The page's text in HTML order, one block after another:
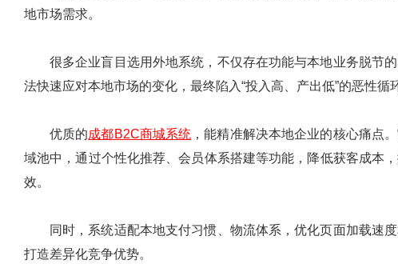
地市场需求。
很多企业盲目选用外地系统，不仅存在功能与本地业务脱节
法快速应对本地市场的变化，最终陷入“投入高、产出低”的恶性循
优质的成都B2C商城系统 ，能精准解决本地企业的核心痛点
域池中，通过个性化推荐、会员体系搭建等功能，降低获客成本
效。
同时，系统适配本地支付习惯、物流体系，优化页面加载速
打造差异化竞争优势。